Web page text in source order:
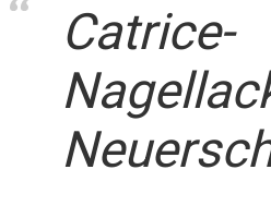
Catrice-